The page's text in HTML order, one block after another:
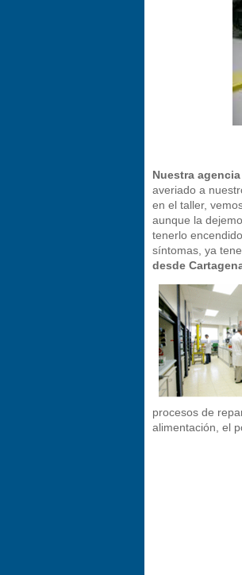
Nuestra
averiado a
en el taller,
aunque la
tenerlo
síntomas, ya
desde
procesos de
alimentación, el